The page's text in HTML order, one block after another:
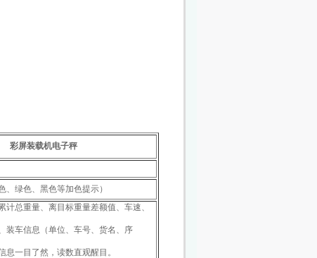
彩屏装载机电子秤
、绿色、黑色等加色提示）
计总重量、离目标重量差额值、车速、
装车信息（单位、车号、货名、序
息一目了然，读数直观醒目。